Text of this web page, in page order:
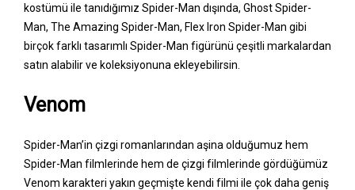
kostümü ile tanıdığımız Spider-Man dışında, Ghost Spider-
Man, The Amazing Spider-Man, Flex Iron Spider-Man gibi
birçok farklı tasarımlı Spider-Man figürünü çeşitli markalardan
satın alabilir ve koleksiyonuna ekleyebilirsin.
Venom
Spider-Man’in çizgi romanlarından aşina olduğumuz hem
Spider-Man filmlerinde hem de çizgi filmlerinde gördüğümüz
Venom karakteri yakın geçmişte kendi filmi ile çok daha geniş